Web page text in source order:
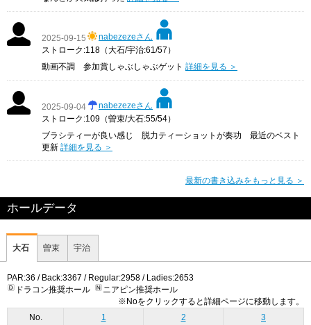
2025-09-15
nabezezeさん
ストローク:118（大石/宇治:61/57）
動画不調 参加賞しゃぶしゃぶゲット 詳細を見る ＞
2025-09-04
nabezezeさん
ストローク:109（曽束/大石:55/54）
ブラシティーが良い感じ 脱力ティーショットが奏功 最近のベスト
更新 詳細を見る ＞
最新の書き込みをもっと見る ＞
ホールデータ
大石 曽束 宇治
PAR:36 / Back:3367 / Regular:2958 / Ladies:2653
ドラコン推奨ホール
ニアピン推奨ホール
※Noをクリックすると詳細ページに移動します。
No.
1 2 3